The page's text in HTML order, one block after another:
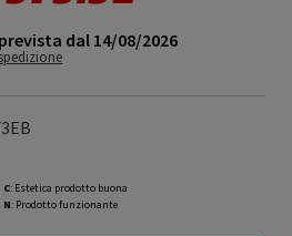
dal 14/08/2026
C: Estetica prodotto buona
N: Prodotto funzionante